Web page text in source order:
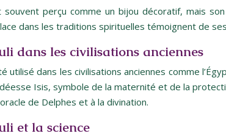
souvent perçu comme un bijou décoratif, mais
dans les traditions spirituelles témoignent de
dans les civilisations anciennes
utilisé dans les civilisations anciennes comme
Isis, symbole de la maternité et de la
de Delphes et à la divination.
et la science